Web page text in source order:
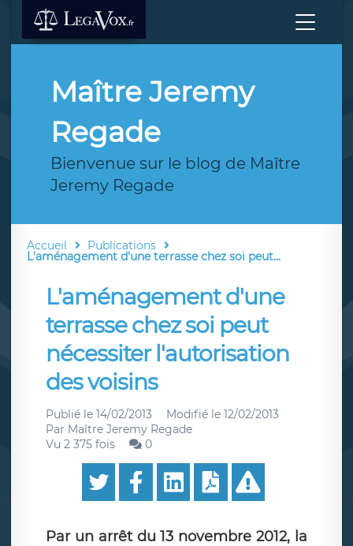
Maître Jeremy
Regade
Bienvenue sur le blog de Maître
Jeremy Regade
Accueil Publications
L'aménagement d'une terrasse chez soi peut...
L'aménagement d'une
terrasse chez soi peut
nécessiter l'autorisation
des voisins
Publié le 14/02/2013 Modifié le 12/02/2013
Par Maître Jeremy Regade
Vu 2 375 fois
0
Par un arrêt du 13 novembre 2012, la